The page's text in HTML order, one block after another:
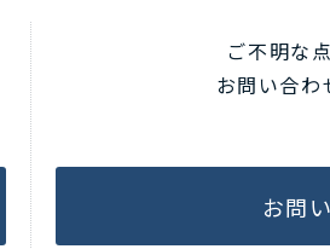
ご不明な
お問い合わ
お問